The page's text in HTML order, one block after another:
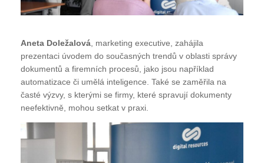
Aneta Doležalová , marketing executive, zahájila
prezentaci úvodem do současných trendů v oblasti správy
dokumentů a firemních procesů, jako jsou například
automatizace či umělá inteligence. Také se zaměřila na
časté výzvy, s kterými se firmy, které spravují dokumenty
neefektivně, mohou setkat v praxi.